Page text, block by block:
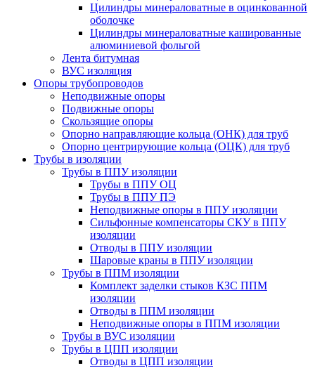
Цилиндры минераловатные в оцинкованной
оболочке
Цилиндры минераловатные кашированные
алюминиевой фольгой
Лента битумная
ВУС изоляция
Опоры трубопроводов
Неподвижные опоры
Подвижные опоры
Скользящие опоры
Опорно направляющие кольца (ОНК) для труб
Опорно центрирующие кольца (ОЦК) для труб
Трубы в изоляции
Трубы в ППУ изоляции
Трубы в ППУ ОЦ
Трубы в ППУ ПЭ
Неподвижные опоры в ППУ изоляции
Сильфонные компенсаторы СКУ в ППУ
изоляции
Отводы в ППУ изоляции
Шаровые краны в ППУ изоляции
Трубы в ППМ изоляции
Комплект заделки стыков КЗС ППМ
изоляции
Отводы в ППМ изоляции
Неподвижные опоры в ППМ изоляции
Трубы в ВУС изоляции
Трубы в ЦПП изоляции
Отводы в ЦПП изоляции